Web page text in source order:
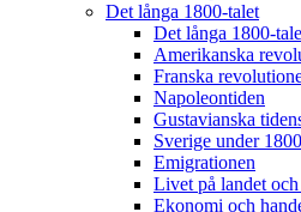
Det långa 1800-talet
Det långa 1800-
Amerikanska
Franska
Napoleontiden
Gustavianska
Sverige under
Emigrationen
Livet på landet
Ekonomi och